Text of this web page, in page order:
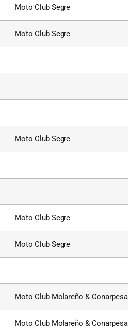
Moto Club Segre
Moto Club Segre
Moto Club Segre
Moto Club Segre
Moto Club Segre
Moto Club Molareño & Conarpesa
Moto Club Molareño & Conarpesa